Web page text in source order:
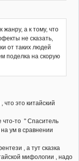
жанру, а к тому, что
не сказать,
от таких людей
поделка на скорую
это китайский
что-то " Спаситель
ум в сравнении
, а тут сказка
мифологии , надо